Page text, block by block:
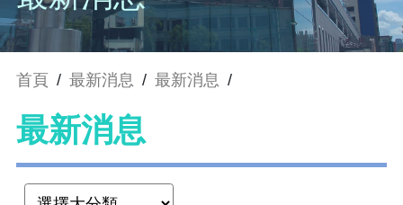
首頁 / 最新消息 / 最新消息 /
最新消息